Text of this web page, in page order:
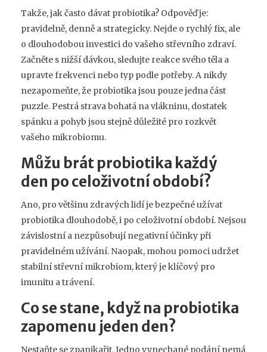
Takže, jak často dávat probiotika? Odpověď je:
pravidelně, denně a strategicky. Nejde o rychlý fix, ale
o dlouhodobou investici do vašeho střevního zdraví.
Začněte s nižší dávkou, sledujte reakce svého těla a
upravte frekvenci nebo typ podle potřeby. A nikdy
nezapomeňte, že probiotika jsou pouze jedna část
puzzle. Pestrá strava bohatá na vlákninu, dostatek
spánku a pohyb jsou stejně důležité pro rozkvět
vašeho mikrobiomu.
Můžu brát probiotika každý
den po celoživotní období?
Ano, pro většinu zdravých lidí je bezpečné užívat
probiotika dlouhodobě, i po celoživotní období. Nejsou
závislostní a nezpůsobují negativní účinky při
pravidelném užívání. Naopak, mohou pomoci udržet
stabilní střevní mikrobiom, který je klíčový pro
imunitu a trávení.
Co se stane, když na probiotika
zapomenu jeden den?
Nestaňte se zpanikařit. Jedno vynechané podání nemá